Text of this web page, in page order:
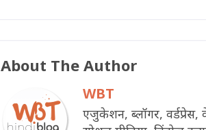
About The Author
WBT
एजुकेशन, ब्लॉगर, वर्डप्रेस,